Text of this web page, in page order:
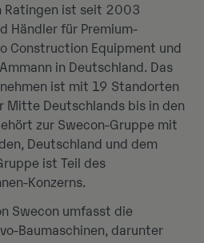
Ratingen ist seit 2003
Händler für Premium-
Construction Equipment und
in Deutschland. Das
ist mit 19 Standorten
Mitte Deutschlands bis in den
zur Swecon-Gruppe mit
Deutschland und dem
ist Teil des
Konzerns.
Swecon umfasst die
Baumaschinen, darunter